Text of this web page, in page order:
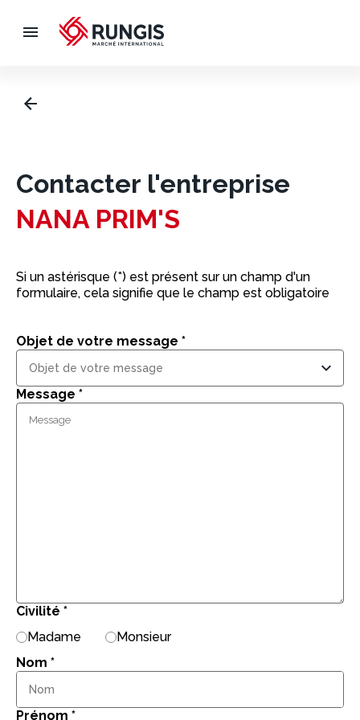
Contacter l'entreprise
NANA PRIM'S
Si un astérisque (*) est présent sur un champ d'un
formulaire, cela signifie que le champ est obligatoire
Objet de votre message *
Message *
Civilité *
Madame
Monsieur
Nom *
Prénom *